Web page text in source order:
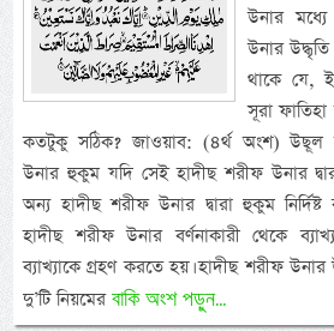
উনার
উনার
থাকে যে,
সূরা
কতটুকু সঠিক? জাওয়াব: (৪র্থ অংশ)
উনার হুকুম যদি সেই হাদীছ শরীফ উনার
অন্য হাদীছ শরীফ উনার দ্বারা হুকুম
হাদীছ শরীফ উনার বর্ণনাকারী থেকে
ব্যাখ্যাকে গ্রহণ করতে হয়। হাদীছ শরীফ
দু’টি নিয়মেরবাকি অংশ পড়ুন...